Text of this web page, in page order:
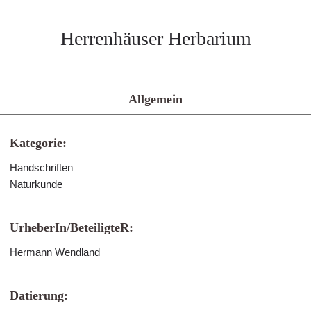
Herrenhäuser Herbarium
Allgemein
Kategorie:
Handschriften
Naturkunde
UrheberIn/BeteiligteR:
Hermann Wendland
Datierung: